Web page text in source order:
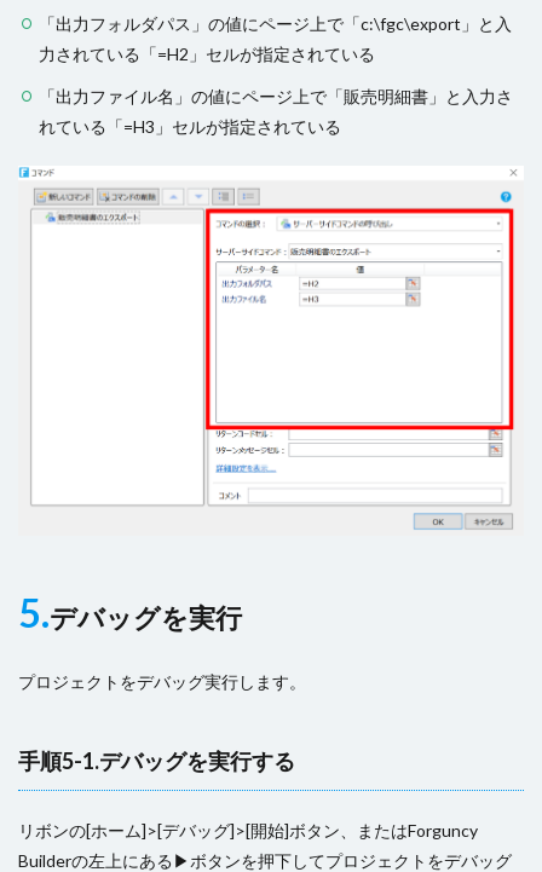
「出力フォルダパス」の値にページ上で「c:\fgc\export」と入
力されている「=H2」セルが指定されている
「出力ファイル名」の値にページ上で「販売明細書」と入力さ
れている「=H3」セルが指定されている
5.デバッグを実行
プロジェクトをデバッグ実行します。
手順5-1.デバッグを実行する
リボンの[ホーム]>[デバッグ]>[開始]ボタン、またはForguncy
Builderの左上にある▶ボタンを押下してプロジェクトをデバッグ